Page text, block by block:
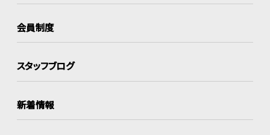
会員制度
スタッフブログ
新着情報